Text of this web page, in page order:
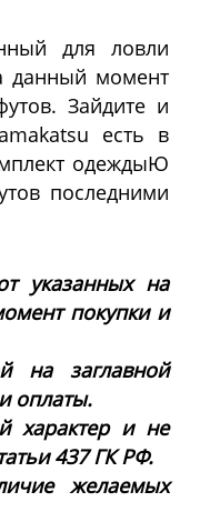
для ловли
данный момент
Зайдите и
есть в
одеждыЮ
последними
указанных на
покупки и
на заглавной
оплаты.
характер и не
437 ГК РФ.
желаемых